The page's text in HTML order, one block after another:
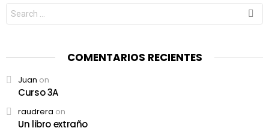
Search
for:
COMENTARIOS RECIENTES
Juan on
Curso 3A
raudrera on
Un libro extraño